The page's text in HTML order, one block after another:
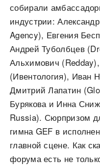
собирали
индустрии:
Agency), Евгения
Андрей Туболбцев
Альхимович
(Ивентология), Иван
Дмитрий Лапатин
Бурякова и Инна
Russia). Сюрпризом
гимна GEF в
главной сцене. Как
форума есть не